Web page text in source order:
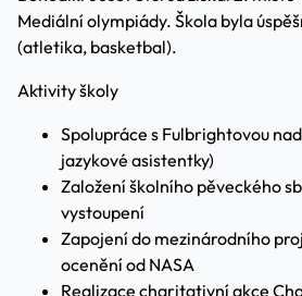
Mediální olympiády. Škola byla
(atletika, basketbal).
Aktivity školy
Spolupráce s Fulbrightovou
jazykové asistentky)
Založení školního pěveckého
vystoupení
Zapojení do mezinárodního
ocenění od NASA
Realizace charitativní akce